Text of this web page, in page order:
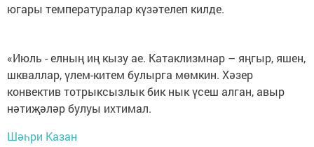
югары температуралар күзәтелеп килде.
«Июль - елның иң кызу ае. Катаклизмнар – яңгыр, яшен,
шкваллар, үлем-китем булырга мөмкин. Хәзер
конвектив тотрыксызлык бик нык үсеш алган, авыр
нәтиҗәләр булуы ихтимал.
Шәһри Казан